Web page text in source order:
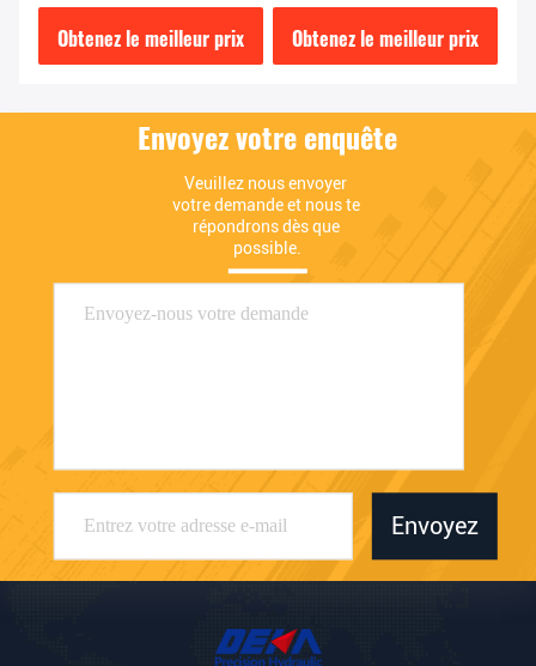
Obtenez le meilleur prix Obtenez le meilleur prix
Envoyez votre enquête
Veuillez nous envoyer
votre demande et nous te
répondrons dès que
possible.
Envoyez